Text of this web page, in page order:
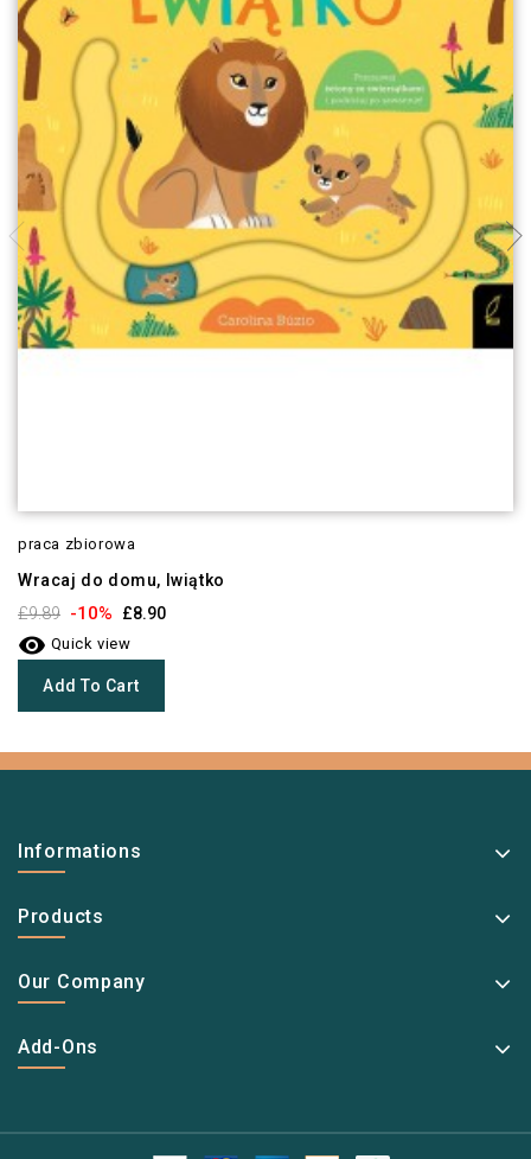
praca zbiorowa
Wracaj do domu, lwiątko
£9.89 -10% £8.90
 Quick view
Add To Cart
Informations
Products
Our Company
Add-Ons